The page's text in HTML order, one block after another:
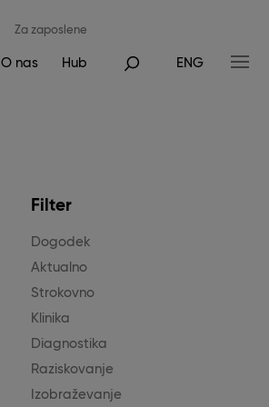
Za zaposlene
O nas Hub ENG
Filter
Dogodek
Aktualno
Strokovno
Klinika
Diagnostika
Raziskovanje
Izobraževanje